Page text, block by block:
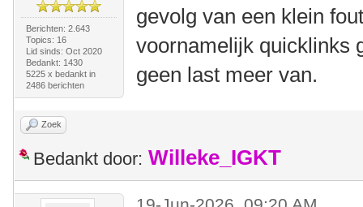
Berichten: 2.643
Topics: 16
Lid sinds: Oct 2020
Bedankt: 1430
5225 x bedankt in
2486 berichten
gevolg van een klein
voornamelijk quicklinks
geen last meer van.
Zoek
Bedankt door: Willeke_IGKT